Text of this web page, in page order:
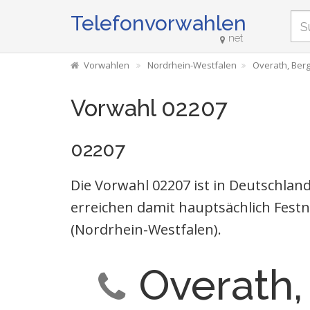
Telefonvorwahlen
net
Vorwahlen Nordrhein-Westfalen Overath,
Vorwahl 02207
02207
Die Vorwahl 02207 ist in
erreichen damit hauptsächlich
(Nordrhein-Westfalen).